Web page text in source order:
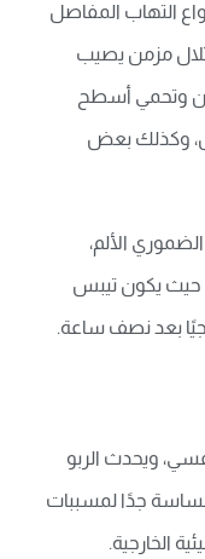
التهاب المفاصل
مزمن يصيب
وتحمي أسطح
وكذلك بعض
الألم،
حيث يكون تيبس
بعد نصف ساعة.
ويحدث الربو
جدًا لمسببات
الخارجية.